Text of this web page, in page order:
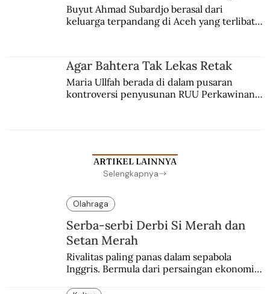
Buyut Ahmad Subardjo berasal dari
keluarga terpandang di Aceh yang terlibat
Agar Bahtera Tak Lekas Retak
Maria Ullfah berada di dalam pusaran
kontroversi penyusunan RUU Perkawinan.
ARTIKEL LAINNYA
Selengkapnya
Olahraga
Serba-serbi Derbi Si Merah dan
Setan Merah
Rivalitas paling panas dalam sepabola
Inggris. Bermula dari persaingan ekonomi